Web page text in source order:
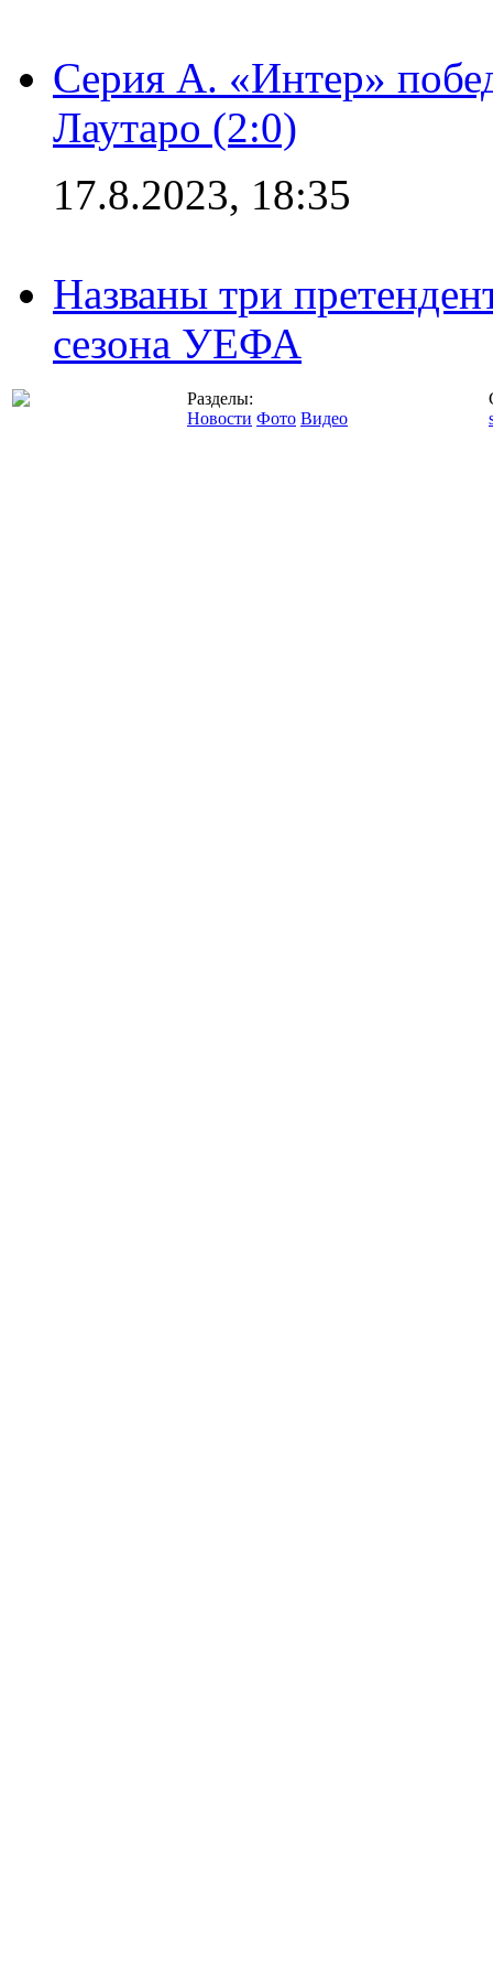
Серия А. «Интер»
Лаутаро (2:0)
17.8.2023, 18:35
Названы три
сезона УЕФА
Разделы:
Новости Фото Видео